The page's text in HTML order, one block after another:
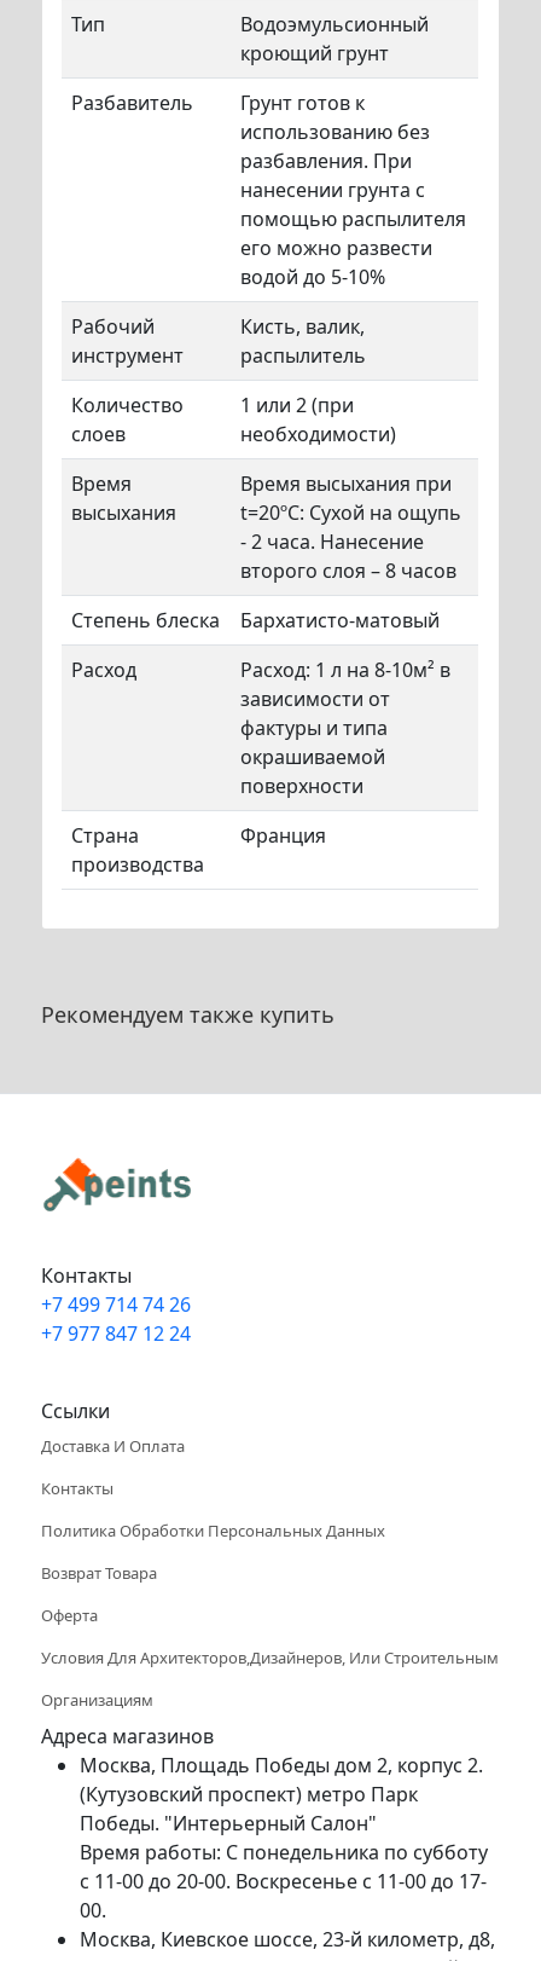
Тип
Водоэмульсионный
кроющий грунт
Разбавитель
Грунт готов к
использованию без
разбавления. При
нанесении грунта с
помощью распылителя
его можно развести
водой до 5-10%
Рабочий
инструмент
Кисть, валик,
распылитель
Количество
слоев
1 или 2 (при
необходимости)
Время
высыхания
Время высыхания при
t=20ºС: Сухой на ощупь
- 2 часа. Нанесение
второго слоя – 8 часов
Степень блеска
Бархатисто-матовый
Расход
Расход: 1 л на 8-10м² в
зависимости от
фактуры и типа
окрашиваемой
поверхности
Страна
производства
Франция
Рекомендуем также купить
Контакты
+7 499 714 74 26
+7 977 847 12 24
Ссылки
Доставка И Оплата
Контакты
Политика Обработки Персональных Данных
Возврат Товара
Оферта
Условия Для Архитекторов,дизайнеров, Или Строительным
Организациям
Адреса магазинов
Москва, Площадь Победы дом 2, корпус 2.
(Кутузовский проспект) метро Парк
Победы. "Интерьерный Салон"
Время работы: С понедельника по субботу
с 11-00 до 20-00. Воскресенье с 11-00 до 17-
00.
Москва, Киевское шоссе, 23-й километр, д8,